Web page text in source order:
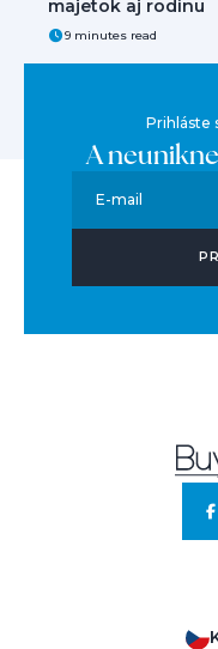
majetok aj rodinu
9 minutes read
Prihláste
A
E-mail